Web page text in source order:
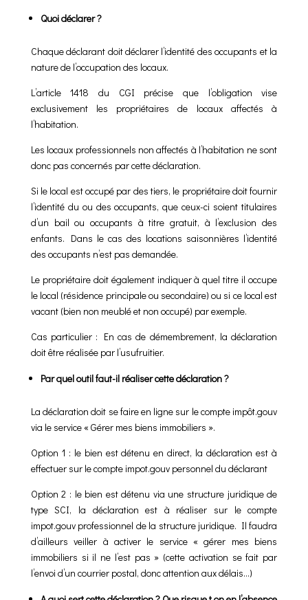
Quoi déclarer ?
Chaque déclarant doit déclarer l’identité des occupants et la
nature de l’occupation des locaux.
L’article 1418 du CGI précise que l’obligation vise
exclusivement les propriétaires de locaux affectés à
l’habitation.
Les locaux professionnels non affectés à l’habitation ne sont
donc pas concernés par cette déclaration.
Si le local est occupé par des tiers, le propriétaire doit fournir
l’identité du ou des occupants, que ceux-ci soient titulaires
d’un bail ou occupants à titre gratuit, à l’exclusion des
enfants. Dans le cas des locations saisonnières l’identité
des occupants n’est pas demandée.
Le propriétaire doit également indiquer à quel titre il occupe
le local (résidence principale ou secondaire) ou si ce local est
vacant (bien non meublé et non occupé) par exemple.
Cas particulier : En cas de démembrement, la déclaration
doit être réalisée par l’usufruitier.
Par quel outil faut-il réaliser cette déclaration ?
La déclaration doit se faire en ligne sur le compte impôt.gouv
via le service « Gérer mes biens immobiliers ».
Option 1 : le bien est détenu en direct, la déclaration est à
effectuer sur le compte impot.gouv personnel du déclarant
Option 2 : le bien est détenu via une structure juridique de
type SCI, la déclaration est à réaliser sur le compte
impot.gouv professionnel de la structure juridique. Il faudra
d’ailleurs veiller à activer le service « gérer mes biens
immobiliers si il ne l’est pas » (cette activation se fait par
l’envoi d’un courrier postal, donc attention aux délais…)